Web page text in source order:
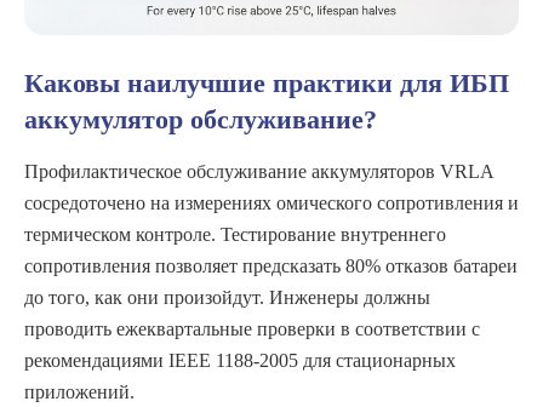
Каковы наилучшие практики для ИБП
аккумулятор обслуживание?
Профилактическое обслуживание аккумуляторов VRLA
сосредоточено на измерениях омического сопротивления и
термическом контроле. Тестирование внутреннего
сопротивления позволяет предсказать 80% отказов батареи
до того, как они произойдут. Инженеры должны
проводить ежеквартальные проверки в соответствии с
рекомендациями IEEE 1188-2005 для стационарных
приложений.